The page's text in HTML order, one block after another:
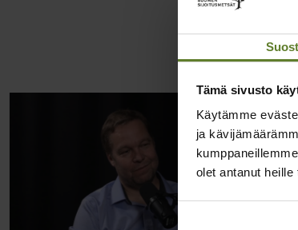
Tämä sivusto
Käytämme
ja
olet antanut